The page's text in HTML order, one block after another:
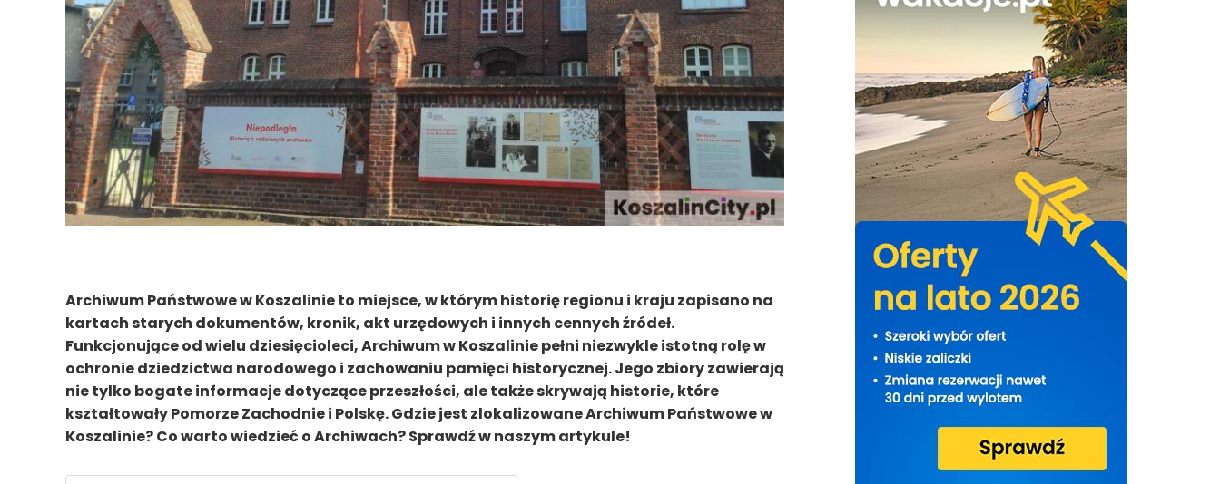
Archiwum Państwowe w Koszalinie to miejsce, w którym historię regionu i kraju zapisano na
kartach starych dokumentów, kronik, akt urzędowych i innych cennych źródeł.
Funkcjonujące od wielu dziesięcioleci, Archiwum w Koszalinie pełni niezwykle istotną rolę w
ochronie dziedzictwa narodowego i zachowaniu pamięci historycznej. Jego zbiory zawierają
nie tylko bogate informacje dotyczące przeszłości, ale także skrywają historie, które
kształtowały Pomorze Zachodnie i Polskę. Gdzie jest zlokalizowane Archiwum Państwowe w
Koszalinie? Co warto wiedzieć o Archiwach? Sprawdź w naszym artykule!